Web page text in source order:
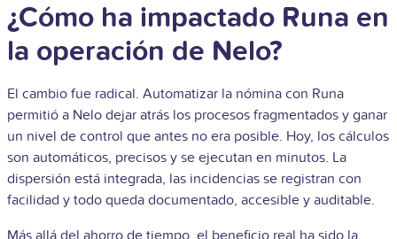
¿Cómo ha impactado Runa en
la operación de Nelo?
El cambio fue radical. Automatizar la nómina con Runa
permitió a Nelo dejar atrás los procesos fragmentados y ganar
un nivel de control que antes no era posible. Hoy, los cálculos
son automáticos, precisos y se ejecutan en minutos. La
dispersión está integrada, las incidencias se registran con
facilidad y todo queda documentado, accesible y auditable.